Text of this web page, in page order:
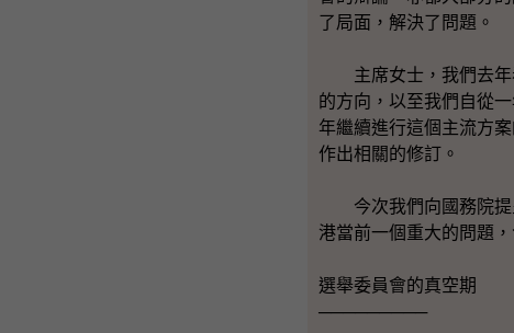
了局面，解決了問題。
主席女士，我們去年
的方向，以至我們自從
年繼續進行這個主流方
作出相關的修訂。
今次我們向國務院提
港當前一個重大的問題
選舉委員會的真空期
─────────